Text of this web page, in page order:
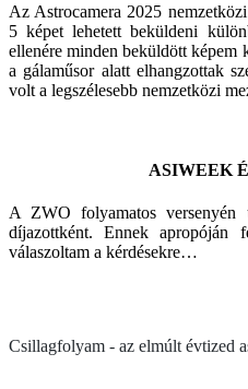
Az Astrocamera 2025
5 képet lehetett beküldeni
ellenére minden beküldött képem
a gálaműsor alatt elhangzottak
volt a legszélesebb nemzetközi
ASIWEEK
A ZWO folyamatos versenyén
díjazottként. Ennek apropóján
válaszoltam a kérdésekre…
Csillagfolyam - az elmúlt évtized